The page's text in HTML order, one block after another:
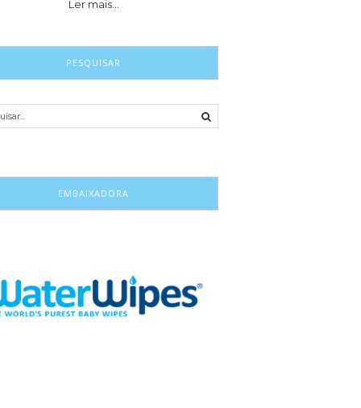
Ler mais…
PESQUISAR
EMBAIXADORA